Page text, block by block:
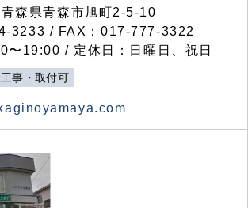
森県青森市旭町2-5-10
3233 / FAX：017-777-3322
〜19:00 / 定休日：日曜日、祝日
工事・取付可